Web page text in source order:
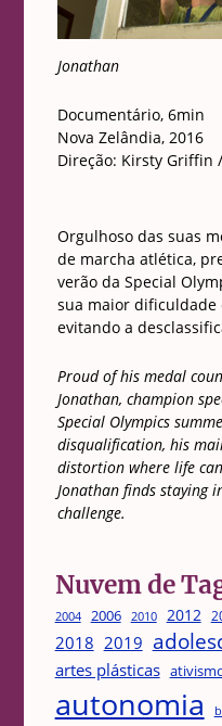
Jonathan
Documentário, 6min
Nova Zelândia, 2016
Direção: Kirsty Griffin
Orgulhoso das suas
de marcha atlética,
verão da Special
sua maior dificuldade
evitando a
Proud of his medal
Jonathan, champion
Special Olympics
disqualification, his
distortion where life
Jonathan finds staying
challenge.
Nuvem de
2004 2006 2010 2012
2018 2019
artes plásticas
autonomia